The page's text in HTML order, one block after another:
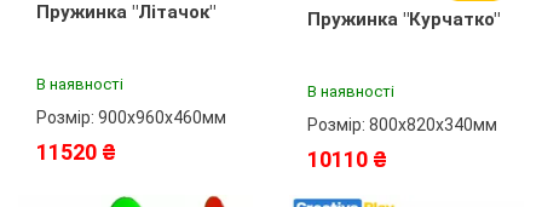
Пружинка "Літачок"
В наявності
Розмір: 900х960х460мм
11520 ₴
Пружинка "Курчатко"
В наявності
Розмір: 800х820х340мм
10110 ₴